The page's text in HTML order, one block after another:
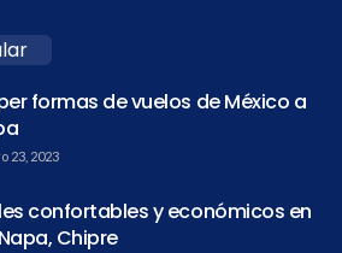
formas de vuelos de México a
23, 2023
confortables y económicos en
Chipre